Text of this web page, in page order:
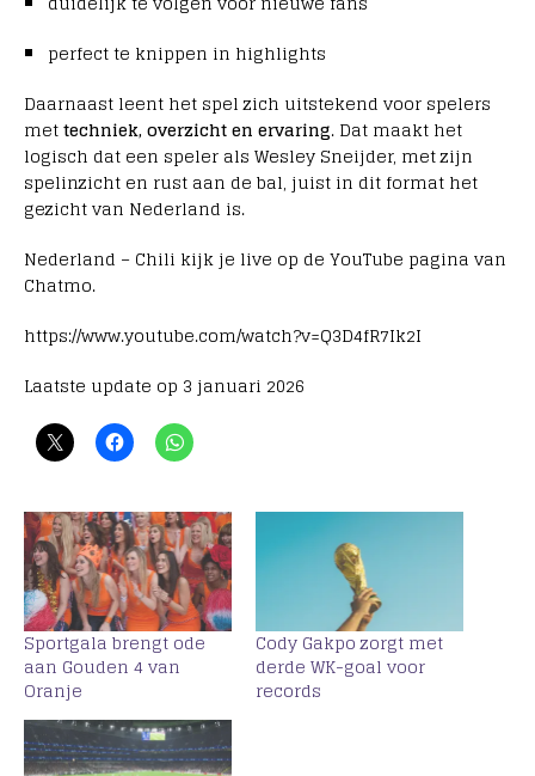
perfect te knippen in highlights
Daarnaast leent het spel zich uitstekend voor spelers
mettechniek, overzicht en ervaring. Dat maakt het
logisch dat een speler als Wesley Sneijder, met zijn
spelinzicht en rust aan de bal, juist in dit format het
gezicht van Nederland is.
Nederland – Chili kijk je live op de YouTube pagina van
Chatmo.
https://www.youtube.com/watch?v=Q3D4fR7Ik2I
Laatste update op 3 januari 2026
Sportgala brengt ode
aan Gouden 4 van
Oranje
Cody Gakpo zorgt met
derde WK-goal voor
records